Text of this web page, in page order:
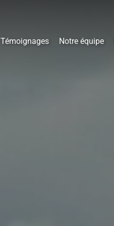
Témoignages Notre équipe